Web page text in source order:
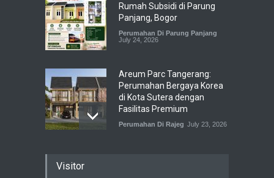
Rumah Subsidi di Parung
Panjang, Bogor
Perumahan Di Parung Panjang
July 24, 2026
Areum Parc Tangerang:
Perumahan Bergaya Korea
di Kota Sutera dengan
Fasilitas Premium
Perumahan Di Rajeg July 23, 2026
Visitor